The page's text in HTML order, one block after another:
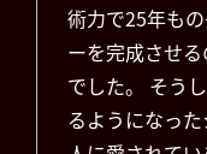
術力で25年も
ーを完成させ
でした。 そう
るようになっ